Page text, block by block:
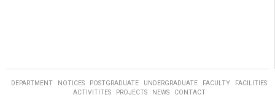
DEPARTMENT NOTICES POSTGRADUATE UNDERGRADUATE FACULTY
FACILITIES
ACTIVITITES
PROJECTS NEWS CONTACT